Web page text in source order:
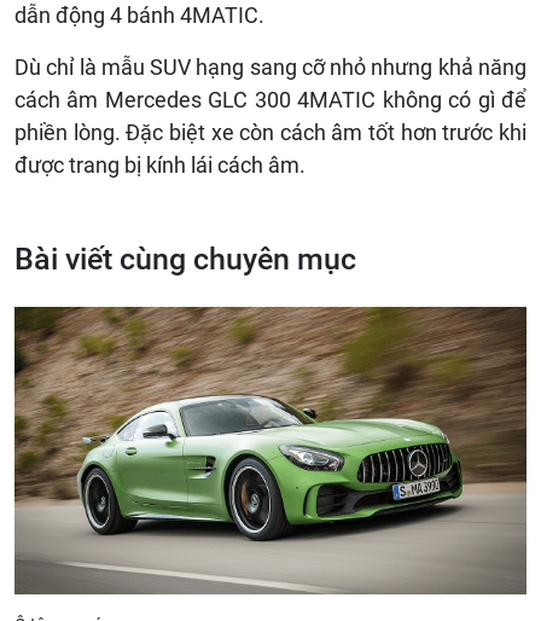
dẫn động 4 bánh 4MATIC.
Dù chỉ là mẫu SUV hạng sang cỡ nhỏ nhưng khả năng
cách âm Mercedes GLC 300 4MATIC không có gì để
phiền lòng. Đặc biệt xe còn cách âm tốt hơn trước khi
được trang bị kính lái cách âm.
Bài viết cùng chuyên mục